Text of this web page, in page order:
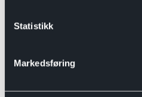
Statistikk
Markedsføring